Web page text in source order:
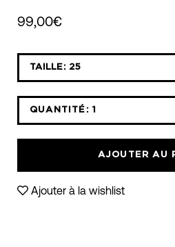
99,00€
TAILLE: 25
Sélectionnez
la
liste
déroulante
des
QUANTITÉ: 1
AJOUTER AU
Ajouter à la wishlist